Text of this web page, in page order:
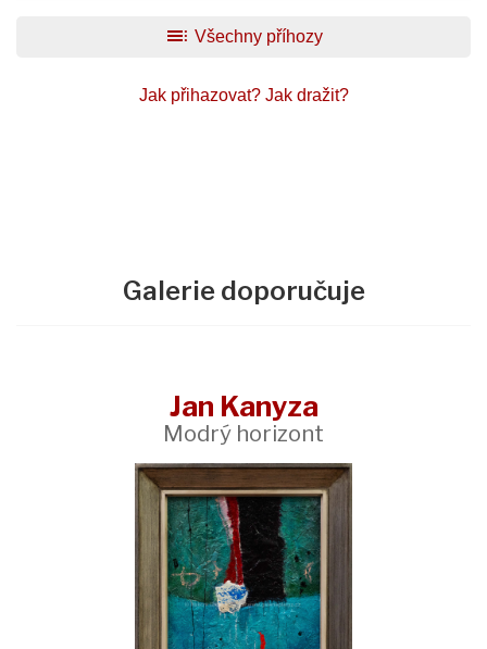
toc Všechny příhozy
Jak přihazovat? Jak dražit?
Galerie doporučuje
Jan Kanyza
Modrý horizont